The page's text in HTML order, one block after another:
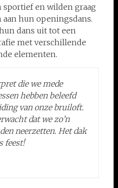
sportief en wilden graag
aan hun openingsdans.
dans uit tot een
met verschillende
elementen.
die we mede
hebben beleefd
van onze bruiloft.
dat we zo’n
neerzetten. Het dak
feest!